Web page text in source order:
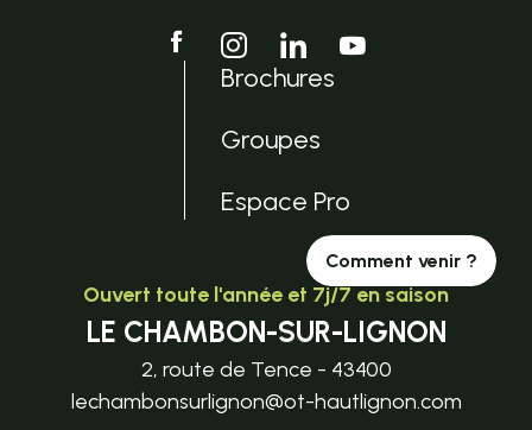
Brochures
Groupes
Espace Pro
Comment venir ?
Ouvert toute l'année et 7j/7 en saison
LE CHAMBON-SUR-LIGNON
2, route de Tence - 43400
lechambonsurlignon@ot-hautlignon.com